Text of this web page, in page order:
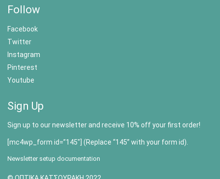
Follow
Facebook
Twitter
Instagram
Pinterest
Youtube
Sign Up
Sign up to our newsletter and receive 10% off your first order!
[mc4wp_form id=”145″] (Replace “145” with your form id).
Newsletter setup documentation